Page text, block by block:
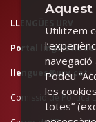
LLENGÜES URV
Portal lingüístic
llengues@urv.cat·
Comissió de Política
Aquest
Utilitzem
Podeu
les
totes”